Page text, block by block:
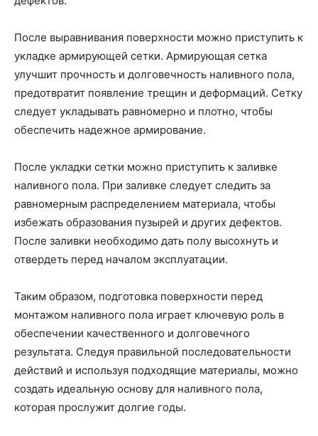
После выравнивания поверхности можно приступить к
укладке армирующей сетки. Армирующая сетка
улучшит прочность и долговечность наливного пола,
предотвратит появление трещин и деформаций. Сетку
следует укладывать равномерно и плотно, чтобы
обеспечить надежное армирование.
После укладки сетки можно приступить к заливке
наливного пола. При заливке следует следить за
равномерным распределением материала, чтобы
избежать образования пузырей и других дефектов.
После заливки необходимо дать полу высохнуть и
отвердеть перед началом эксплуатации.
Таким образом, подготовка поверхности перед
монтажом наливного пола играет ключевую роль в
обеспечении качественного и долговечного
результата. Следуя правильной последовательности
действий и используя подходящие материалы, можно
создать идеальную основу для наливного пола,
которая прослужит долгие годы.